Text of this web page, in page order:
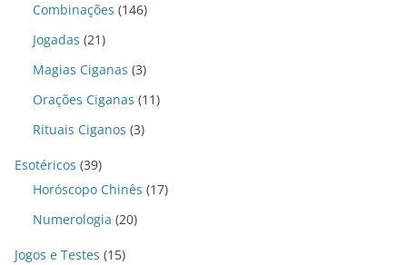
Combinações (146)
Jogadas (21)
Magias Ciganas (3)
Orações Ciganas (11)
Rituais Ciganos (3)
Esotéricos (39)
Horóscopo Chinês (17)
Numerologia (20)
Jogos e Testes (15)